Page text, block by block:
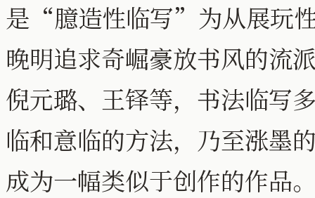
是“臆造性临写”为从展玩
晚明追求奇崛豪放书风的流
倪元璐、王铎等，书法临写
临和意临的方法，乃至涨墨
成为一幅类似于创作的作品